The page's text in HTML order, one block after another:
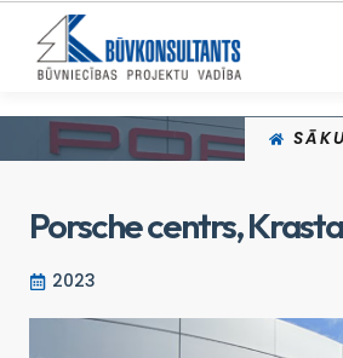
Porsche centrs,
2023